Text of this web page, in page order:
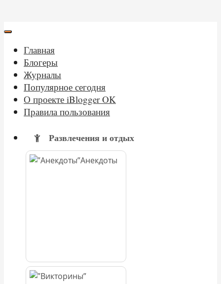
Главная
Блогеры
Журналы
Популярное сегодня
О проекте iBlogger OK
Правила пользования
Развлечения и отдых
Анекдоты